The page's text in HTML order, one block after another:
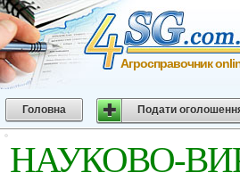
Агросправочник
Головна Подати
НАУКОВО-